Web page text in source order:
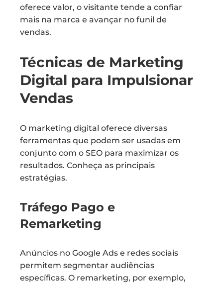
oferece valor, o visitante tende a confiar
mais na marca e avançar no funil de
vendas.
Técnicas de Marketing
Digital para Impulsionar
Vendas
O marketing digital oferece diversas
ferramentas que podem ser usadas em
conjunto com o SEO para maximizar os
resultados. Conheça as principais
estratégias.
Tráfego Pago e
Remarketing
Anúncios no Google Ads e redes sociais
permitem segmentar audiências
específicas. O remarketing, por exemplo,